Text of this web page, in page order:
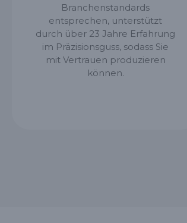
Branchenstandards
entsprechen, unterstützt
durch über 23 Jahre Erfahrung
im Präzisionsguss, sodass Sie
mit Vertrauen produzieren
können.